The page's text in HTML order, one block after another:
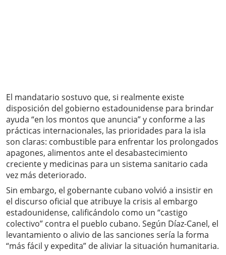
El mandatario sostuvo que, si realmente existe
disposición del gobierno estadounidense para brindar
ayuda “en los montos que anuncia” y conforme a las
prácticas internacionales, las prioridades para la isla
son claras: combustible para enfrentar los prolongados
apagones, alimentos ante el desabastecimiento
creciente y medicinas para un sistema sanitario cada
vez más deteriorado.
Sin embargo, el gobernante cubano volvió a insistir en
el discurso oficial que atribuye la crisis al embargo
estadounidense, calificándolo como un “castigo
colectivo” contra el pueblo cubano. Según Díaz-Canel, el
levantamiento o alivio de las sanciones sería la forma
“más fácil y expedita” de aliviar la situación humanitaria.